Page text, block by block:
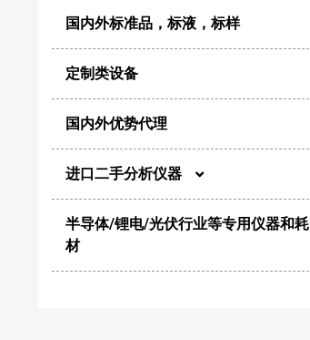
浮游菌采样器
净化设备
微生物分析仪器
电化学
恒温/干燥/加热
国内外标准品，标液，标样
定制类设备
国内外优势代理
进口二手分析仪器
高效液相色谱仪
半导体/锂电/光伏行业等专用仪器和耗
材